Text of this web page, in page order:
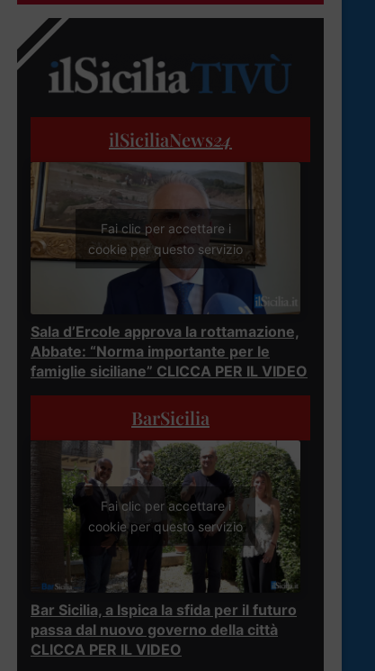
ilSiciliaNews24
Fai clic per accettare i
cookie per questo servizio
Sala d’Ercole approva la rottamazione,
Abbate: “Norma importante per le
famiglie siciliane” CLICCA PER IL VIDEO
BarSicilia
Fai clic per accettare i
cookie per questo servizio
Bar Sicilia, a Ispica la sfida per il futuro
passa dal nuovo governo della città
CLICCA PER IL VIDEO